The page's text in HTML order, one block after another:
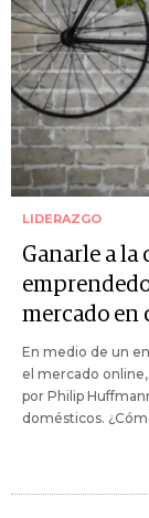
LIDERAZGO
Ganarle a la
mercado en
En medio de un
el mercado
por Philip
domésticos.